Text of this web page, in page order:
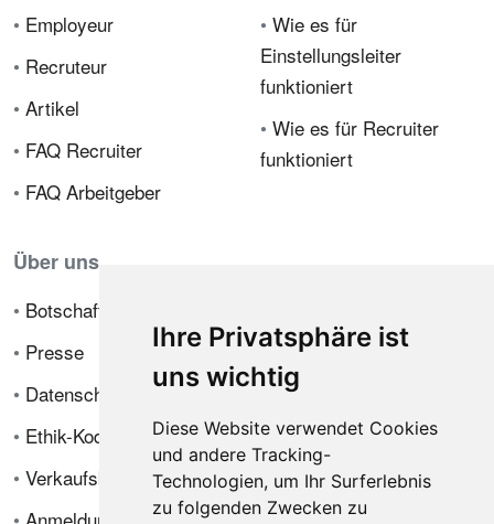
Ihre Privatsphäre ist
uns wichtig
Diese Website verwendet Cookies
und andere Tracking-
Technologien, um Ihr Surferlebnis
zu folgenden Zwecken zu
• Employeur
• Recruteur
• Artikel
• FAQ Recruiter
• FAQ Arbeitgeber
• Wie es für
Einstellungsleiter
funktioniert
• Wie es für Recruiter
funktioniert
Über uns
• Botschafterprogramm
• Presse
• Datenschutzrichtlinie
• Ethik-Kodex
• Verkaufsbedingungen